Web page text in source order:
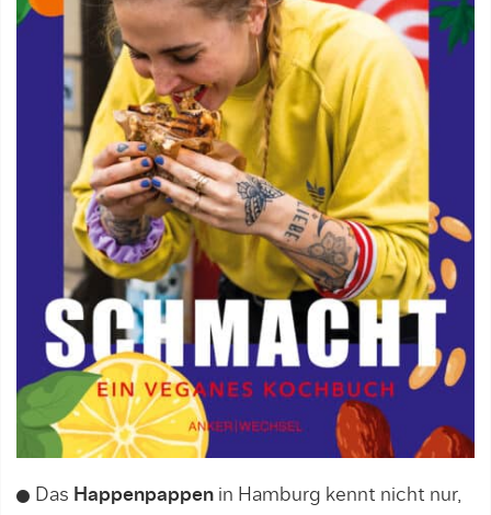
Das Happenpappen in Hamburg kennt nicht nur,